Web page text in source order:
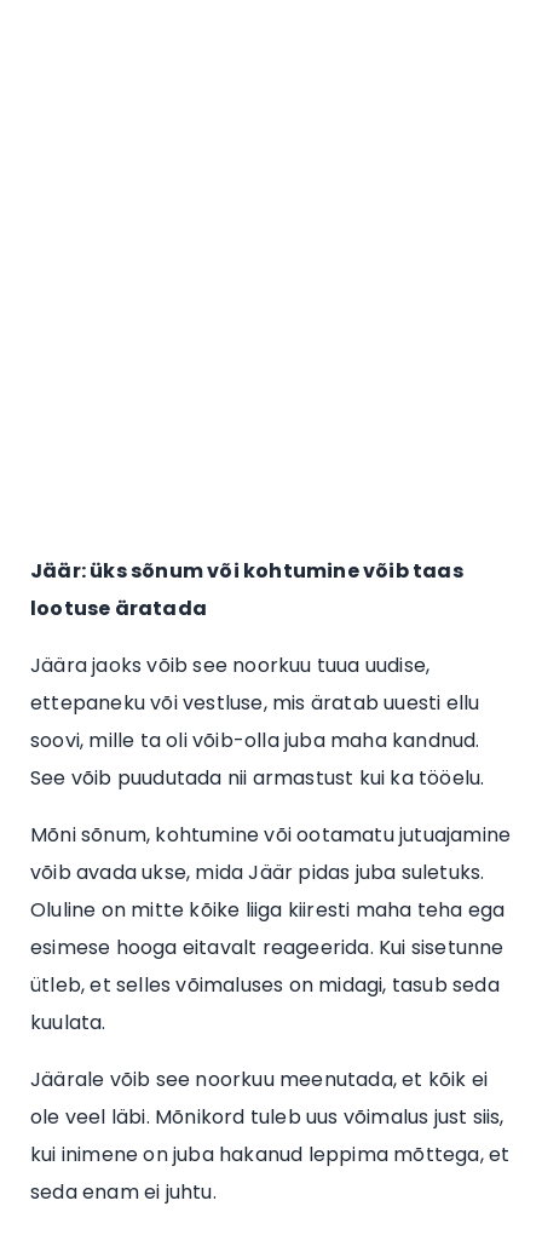
Jäär: üks sõnum või kohtumine võib taas
lootuse äratada
Jäära jaoks võib see noorkuu tuua uudise,
ettepaneku või vestluse, mis äratab uuesti ellu
soovi, mille ta oli võib-olla juba maha kandnud.
See võib puudutada nii armastust kui ka tööelu.
Mõni sõnum, kohtumine või ootamatu jutuajamine
võib avada ukse, mida Jäär pidas juba suletuks.
Oluline on mitte kõike liiga kiiresti maha teha ega
esimese hooga eitavalt reageerida. Kui sisetunne
ütleb, et selles võimaluses on midagi, tasub seda
kuulata.
Jäärale võib see noorkuu meenutada, et kõik ei
ole veel läbi. Mõnikord tuleb uus võimalus just siis,
kui inimene on juba hakanud leppima mõttega, et
seda enam ei juhtu.